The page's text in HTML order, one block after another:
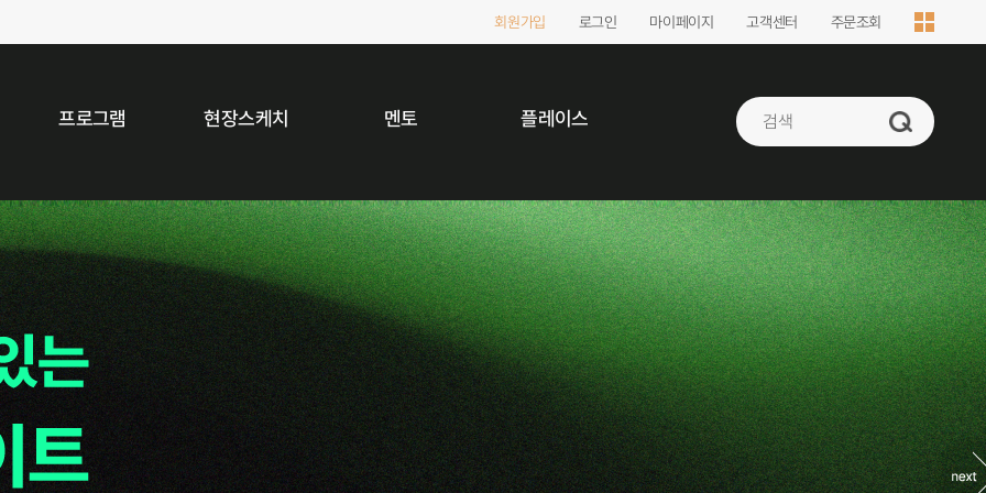
프로그램 현장스케치 멘토 플레이스
회원가입 로그인 마이페이지 고객센터 주문조회